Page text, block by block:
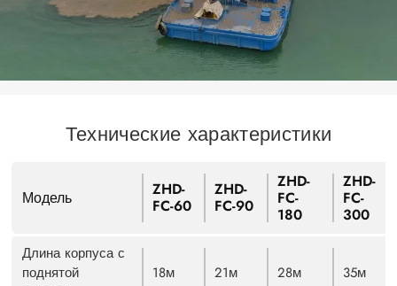
Технические характеристики
Модель
ZHD-
FC-60
ZHD-
FC-90
ZHD-
FC-
180
ZHD-
FC-
300
Длина корпуса с
поднятой
18м 21м 28м 35м